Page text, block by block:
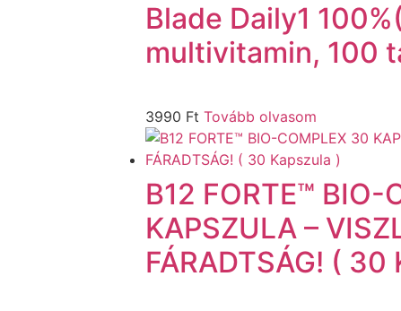
Blade Daily1 100%(
multivitamin, 100
3990 Ft Tovább olvasom
B12 FORTE™ BIO-
KAPSZULA –
FÁRADTSÁG! ( 30